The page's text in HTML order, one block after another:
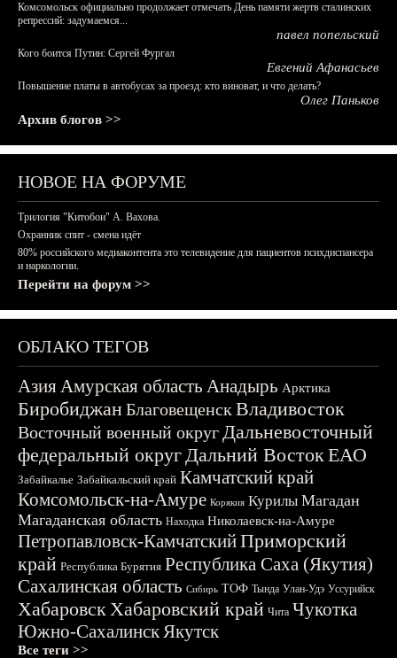
Комсомольск официально продолжает отмечать День памяти жертв сталинских
репрессий: задумаемся...
павел попельский
Кого боится Путин: Сергей Фургал
Евгений Афанасьев
Повышение платы в автобусах за проезд: кто виноват, и что делать?
Олег Паньков
Архив блогов >>
НОВОЕ НА ФОРУМЕ
Трилогия "Китобои" А. Вахова.
Охранник спит - смена идёт
80% российского медиаконтента это телевидение для пациентов психдиспансера
и наркологии.
Перейти на форум >>
ОБЛАКО ТЕГОВ
АзияАмурская область Анадырь Арктика
БиробиджанБлаговещенскВладивосток
Восточный военный округДальневосточный
федеральный округДальний ВостокЕАО
Забайкалье Забайкальский край Камчатский край
Комсомольск-на-Амуре Корякия Курилы Магадан
Магаданская область Находка Николаевск-на-Амуре
Петропавловск-КамчатскийПриморский
край Республика Бурятия Республика Саха (Якутия)
Сахалинская область Сибирь ТОФ Тында Улан-Удэ Уссурийск
ХабаровскХабаровский край Чита Чукотка
Южно-СахалинскЯкутск
Все теги >>